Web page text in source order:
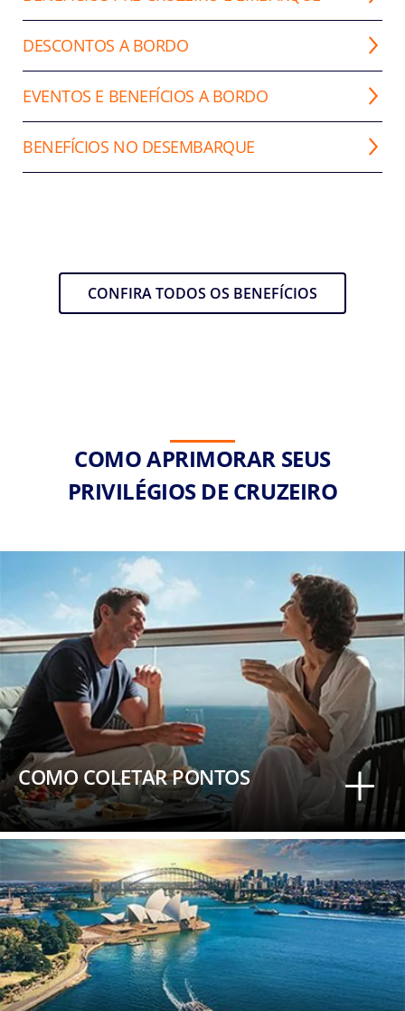
DESCONTOS A BORDO
EVENTOS E BENEFÍCIOS A BORDO
BENEFÍCIOS NO DESEMBARQUE
CONFIRA TODOS OS BENEFÍCIOS
COMO APRIMORAR SEUS
PRIVILÉGIOS DE CRUZEIRO
COMO COLETAR PONTOS